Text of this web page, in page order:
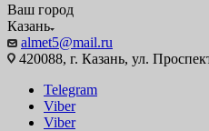
Ваш город
Казань
almet5@mail.ru
420088, г. Казань, ул.
Telegram
Viber
Viber